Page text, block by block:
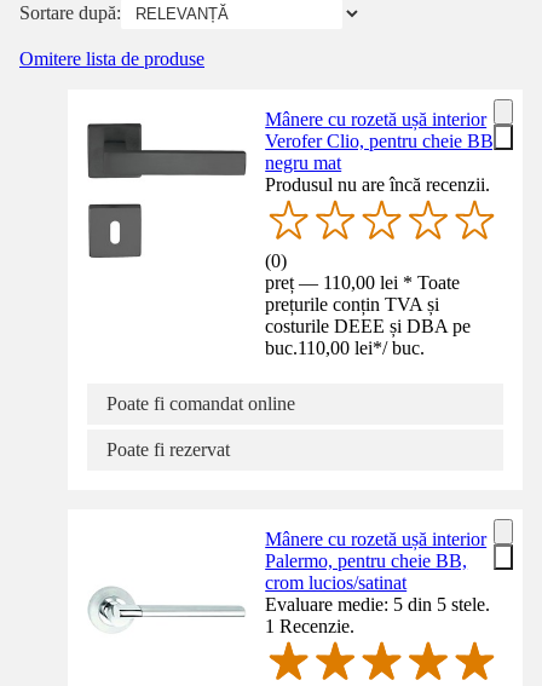
Sortare după:
Omitere lista de produse
Mânere cu rozetă ușă interior
Verofer Clio, pentru cheie BB,
negru mat
Produsul nu are încă recenzii.
(0)
preț — 110,00 lei * Toate
prețurile conțin TVA și
costurile DEEE și DBA pe
buc.110,00 lei*/ buc.
Poate fi comandat online
Poate fi rezervat
Mânere cu rozetă ușă interior
Palermo, pentru cheie BB,
crom lucios/satinat
Evaluare medie: 5 din 5 stele.
1 Recenzie.